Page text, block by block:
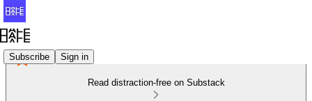
Subscribe Sign in
Read distraction-free on Substack